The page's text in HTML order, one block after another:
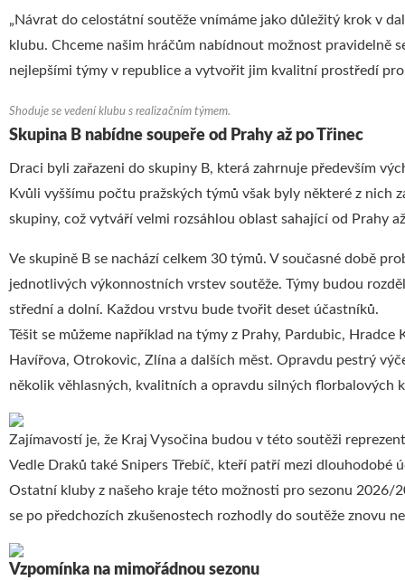
„Návrat do celostátní soutěže vnímáme jako důležitý krok v
klubu. Chceme našim hráčům nabídnout možnost pravidelně
nejlepšími týmy v republice a vytvořit jim kvalitní prostředí
Shoduje se vedení klubu s realizačním týmem.
Skupina B nabídne soupeře od Prahy až po Třinec
Draci byli zařazeni do skupiny B, která zahrnuje především
Kvůli vyššímu počtu pražských týmů však byly některé z nich
skupiny, což vytváří velmi rozsáhlou oblast sahající od Prahy
Ve skupině B se nachází celkem 30 týmů. V současné době
jednotlivých výkonnostních vrstev soutěže. Týmy budou
střední a dolní. Každou vrstvu bude tvořit deset účastníků.
Těšit se můžeme například na týmy z Prahy, Pardubic, Hradce
Havířova, Otrokovic, Zlína a dalších měst. Opravdu pestrý
několik věhlasných, kvalitních a opravdu silných florbalových
Zajímavostí je, že Kraj Vysočina budou v této soutěži
Vedle Draků také Snipers Třebíč, kteří patří mezi dlouhodobé
Ostatní kluby z našeho kraje této možnosti pro sezonu 2026/
se po předchozích zkušenostech rozhodly do soutěže znovu
Vzpomínka na mimořádnou sezonu